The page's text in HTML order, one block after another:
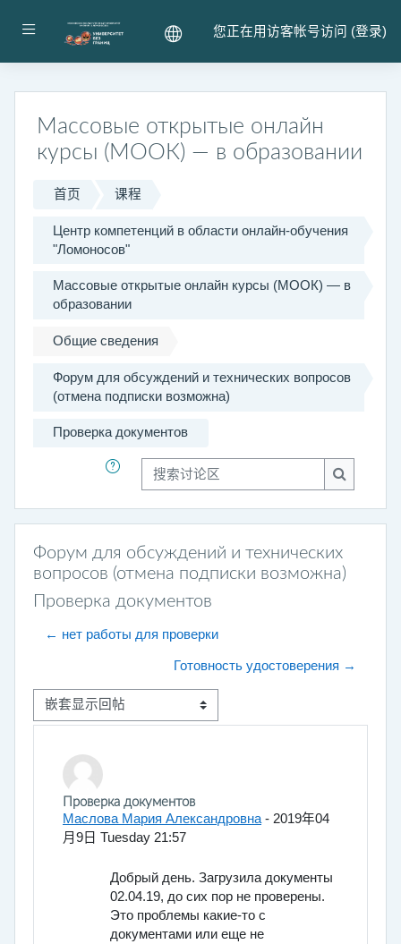
停靠面板 您正在用访客帐号访问 (登录)
Массовые открытые онлайн
курсы (МООК) — в образовании
首页 课程
Центр компетенций в области онлайн-обучения
"Ломоносов"
Массовые открытые онлайн курсы (МООК) — в
образовании
Общие сведения
Форум для обсуждений и технических вопросов
(отмена подписки возможна)
Проверка документов
搜索讨论区
搜索讨论
Форум для обсуждений и технических
вопросов (отмена подписки возможна)
Проверка документов
← нет работы для проверки
Готовность удостоверения →
显示模式
Проверка документов
Маслова Мария Александровна - 2019年04
月9日 Tuesday 21:57
回帖数：2
Добрый день. Загрузила документы
02.04.19, до сих пор не проверены.
Это проблемы какие-то с
документами или еще не